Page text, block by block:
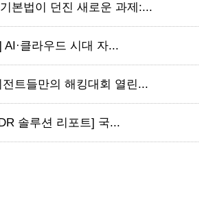
본법이 던진 새로운 과제:...
AI·클라우드 시대 자...
트들만의 해킹대회 열린...
솔루션 리포트] 국...